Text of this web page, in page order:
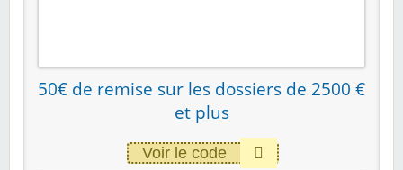
50€ de remise sur les dossiers de 2500 €
et plus
Voir le code